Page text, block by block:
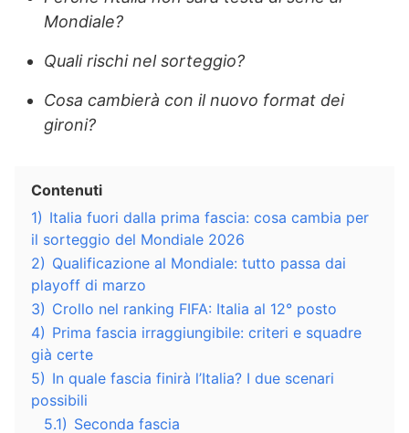
Mondiale?
Quali rischi nel sorteggio?
Cosa cambierà con il nuovo format dei
gironi?
Contenuti
1) Italia fuori dalla prima fascia: cosa cambia per
il sorteggio del Mondiale 2026
2) Qualificazione al Mondiale: tutto passa dai
playoff di marzo
3) Crollo nel ranking FIFA: Italia al 12° posto
4) Prima fascia irraggiungibile: criteri e squadre
già certe
5) In quale fascia finirà l’Italia? I due scenari
possibili
5.1) Seconda fascia